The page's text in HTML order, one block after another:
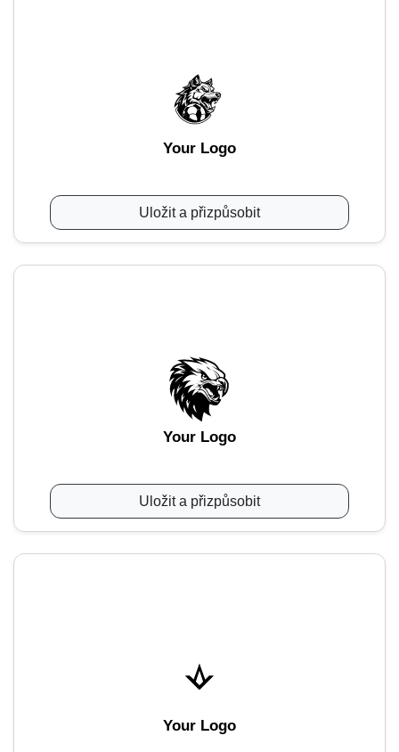
Your Logo
Uložit a přizpůsobit
Your Logo
Uložit a přizpůsobit
Your Logo